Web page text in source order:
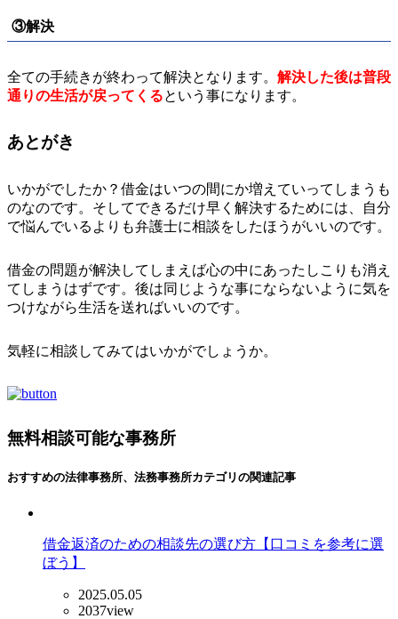
③解決
全ての手続きが終わって解決となります。 解決した後は普段
通りの生活が戻ってくるという事になります。
あとがき
いかがでしたか？借金はいつの間にか増えていってしまうも
のなのです。そしてできるだけ早く解決するためには、自分
で悩んでいるよりも弁護士に相談をしたほうがいいのです。
借金の問題が解決してしまえば心の中にあったしこりも消え
てしまうはずです。後は同じような事にならないように気を
つけながら生活を送ればいいのです。
気軽に相談してみてはいかがでしょうか。
無料相談可能な事務所
おすすめの法律事務所、法務事務所カテゴリの関連記事
借金返済のための相談先の選び方【口コミを参考に選
ぼう】
2025.05.05
2037view